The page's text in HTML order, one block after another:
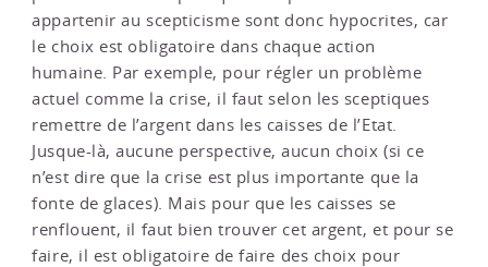
appartenir au scepticisme sont donc hypocrites, car
le choix est obligatoire dans chaque action
humaine. Par exemple, pour régler un problème
actuel comme la crise, il faut selon les sceptiques
remettre de l’argent dans les caisses de l’Etat.
Jusque-là, aucune perspective, aucun choix (si ce
n’est dire que la crise est plus importante que la
fonte de glaces). Mais pour que les caisses se
renflouent, il faut bien trouver cet argent, et pour se
faire, il est obligatoire de faire des choix pour